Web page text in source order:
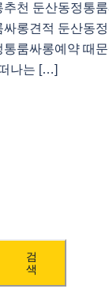
천 둔산동정통
롱견적 둔산동
룸싸롱예약 때
나는 […]
검
색